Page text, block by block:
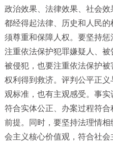
政治效果、法律效果、社会
都经得起法律、历史和人民
须尊重和保障人权。要坚持
注重依法保护犯罪嫌疑人、
被侵犯，也要注重依法保护
权利得到救济。评判公平正
观标准，也有主观感受。事
符合实体公正、办案过程符
前提。同时，要坚持法理情
会主义核心价值观，符合社